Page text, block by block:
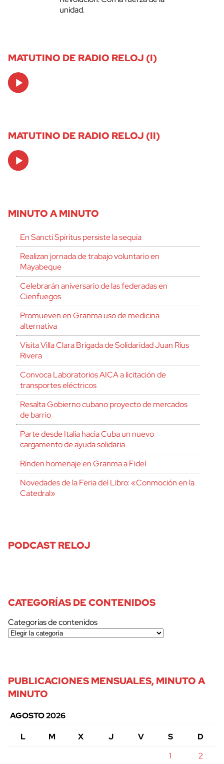
unidad.
MATUTINO DE RADIO RELOJ (I)
Audio
Player
MATUTINO DE RADIO RELOJ (II)
Audio
Player
MINUTO A MINUTO
En Sancti Spíritus persiste la sequía
Realizan jornada de trabajo voluntario en
Mayabeque
Celebrarán aniversario de las federadas en
Cienfuegos
Promueven en Granma uso de medicina
alternativa
Visita Villa Clara Brigada de Solidaridad Juan Rius
Rivera
Convoca Laboratorios AICA a licitación de
transportes eléctricos
Resalta Gobierno cubano proyecto de mercados
de barrio
Parte desde Italia hacia Cuba un nuevo
cargamento de ayuda solidaria
Rinden homenaje en Granma a Fidel
Novedades de la Feria del Libro: «Conmoción en la
Catedral»
PODCAST RELOJ
CATEGORÍAS DE CONTENIDOS
Categorías de contenidos
PUBLICACIONES MENSUALES, MINUTO A
MINUTO
AGOSTO 2026
L
M X J V S
D
1
2